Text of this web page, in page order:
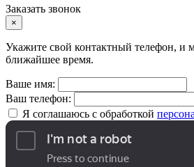
Заказать звонок
×
Укажите свой контактный телефон, и
ближайшее время.
Ваше имя:
Ваш телефон:
Я соглашаюсь с обработкой